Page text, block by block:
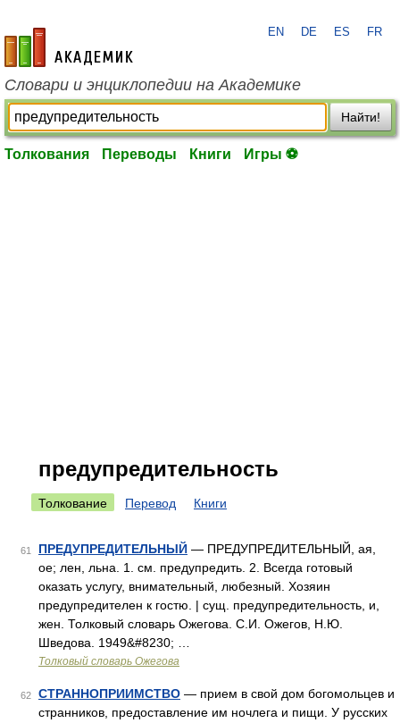
academic.ru
EN DE ES FR
Словари и энциклопедии на Академике
Найти!
Толкования Переводы Книги Игры ⚽
предупредительность
Толкование Перевод Книги
61 ПРЕДУПРЕДИТЕЛЬНЫЙ — ПРЕДУПРЕДИТЕЛЬНЫЙ, ая,
ое; лен, льна. 1. см. предупредить. 2. Всегда готовый
оказать услугу, внимательный, любезный. Хозяин
предупредителен к гостю. | сущ. предупредительность, и,
жен. Толковый словарь Ожегова. С.И. Ожегов, Н.Ю.
Шведова. 1949&#8230; …
Толковый словарь Ожегова
62 СТРАННОПРИИМСТВО — прием в свой дом богомольцев и
странников, предоставление им ночлега и пищи. У русских